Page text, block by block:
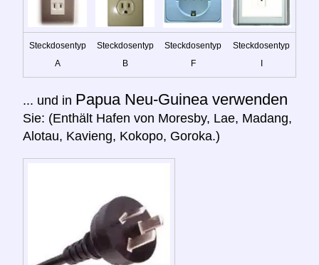
Steckdosentyp
A
Steckdosentyp
B
Steckdosentyp
F
Steckdosentyp
I
... und in Papua Neu-Guinea verwenden
Sie: (Enthält Hafen von Moresby, Lae, Madang,
Alotau, Kavieng, Kokopo, Goroka.)